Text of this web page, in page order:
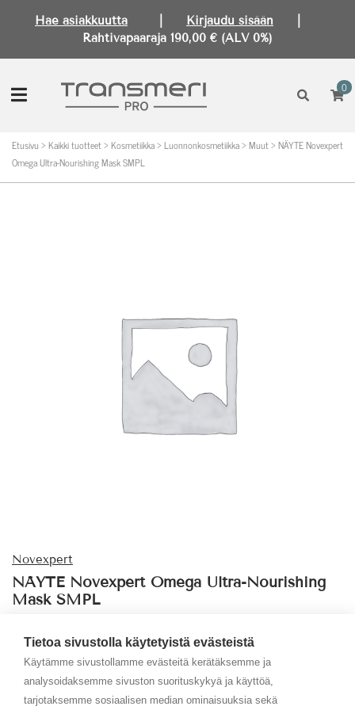
Tietoa sivustolla käytetyistä evästeistä
Käytämme sivustollamme evästeitä kerätäksemme ja
analysoidaksemme sivuston suorituskykyä ja käyttöä,
tarjotaksemme sosiaalisen median ominaisuuksia sekä
Hae asiakkuutta Kirjaudu sisään
Rahtivapaaraja 190,00 € (ALV 0%)
0
Etusivu >Kaikki tuotteet>Kosmetiikka>Luonnonkosmetiikka>Muut>NÄYTE Novexpert
Omega Ultra-Nourishing Mask SMPL
Novexpert
NÄYTE Novexpert Omega Ultra-Nourishing
Mask SMPL
Kirjaudu sisään
Sku: 902721B